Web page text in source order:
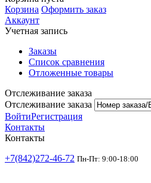
Корзина Оформить заказ
Аккаунт
Учетная запись
Заказы
Список сравнения
Отложенные товары
Отслеживание заказа
Отслеживание заказа
ВойтиРегистрация
Контакты
Контакты
+7(842)272-46-72 Пн-Пт: 9:00-18:00